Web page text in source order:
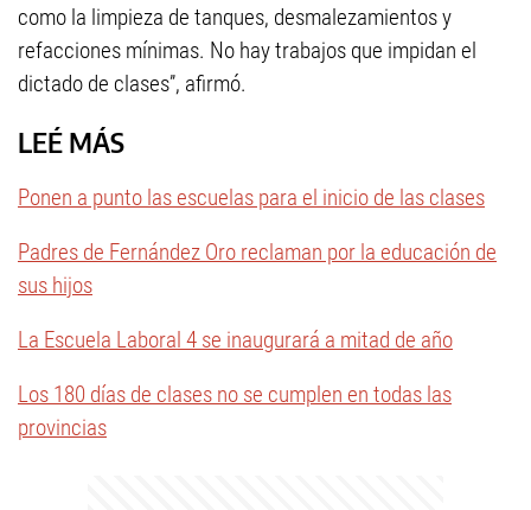
como la limpieza de tanques, desmalezamientos y
refacciones mínimas. No hay trabajos que impidan el
dictado de clases”, afirmó.
LEÉ MÁS
Ponen a punto las escuelas para el inicio de las clases
Padres de Fernández Oro reclaman por la educación de
sus hijos
La Escuela Laboral 4 se inaugurará a mitad de año
Los 180 días de clases no se cumplen en todas las
provincias